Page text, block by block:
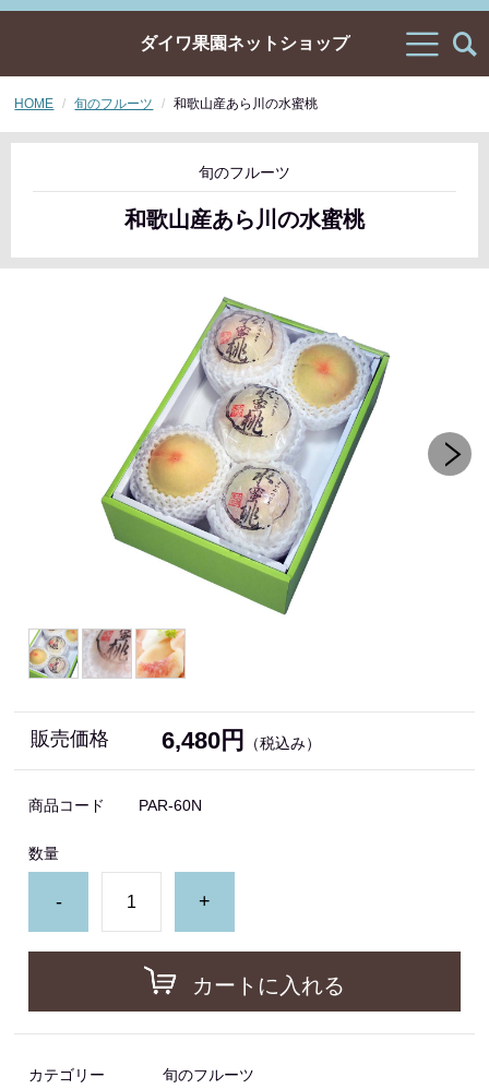
ダイワ果園ネットショップ
HOME 旬のフルーツ 和歌山産あら川の水蜜桃
旬のフルーツ
和歌山産あら川の水蜜桃
販売価格 6,480円 （税込み）
商品コード PAR-60N
数量
- +
カートに入れる
カテゴリー 旬のフルーツ